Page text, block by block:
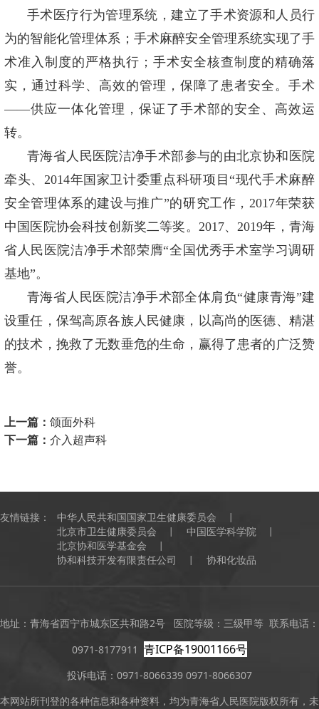
手术医疗行为管理系统，建立了手术资源和人员行
为的智能化管理体系；手术麻醉安全管理系统实现了手
术准入制度的严格执行；手术安全核查制度的精确落
实，通过科学、高效的管理，保障了患者安全。手术
——供应一体化管理，保证了手术部的安全、高效运
转。
青海省人民医院洁净手术部参与的由北京协和医院
牵头、2014年国家卫计委重点科研项目“现代手术麻醉
安全管理体系的建设与推广”的研究工作，2017年荣获
中国医院协会科技创新奖二等奖。2017、2019年，青海
省人民医院洁净手术部荣膺“全国优秀手术室学习调研
基地”。
青海省人民医院洁净手术部全体肩负“健康青海”建
设重任，保驾高原各族人民健康，以高尚的医德、精湛
的技术，挽救了无数垂危的生命，赢得了患者的广泛赞
誉。
上一篇： 颌面外科
下一篇： 介入超声科
友情链接：
中华人民共和国国家卫生健康委员会
北京市卫生健康委员会
中国医学科学院
北京协和医学基金会
协和科技开发有限责任公司
协和化妆品
地址：青海省西宁市城东区共和路2号 医院等级：三级甲等 联系电话：
0971-8177911 青ICP备19001166号
投诉电话：0971-8066339 0971-8066307
本网站所刊登的各种信息和各种资料，均为青海省人民医院版权所有，未